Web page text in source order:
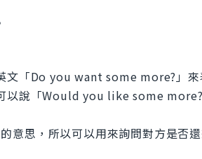
文「Do you want some more?」
以說「Would you like some more?
意思，所以可以用來詢問對方是否